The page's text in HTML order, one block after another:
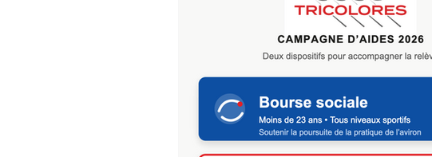
Actus 2017 Actus
Actus 2013 Actus 2012 Actus